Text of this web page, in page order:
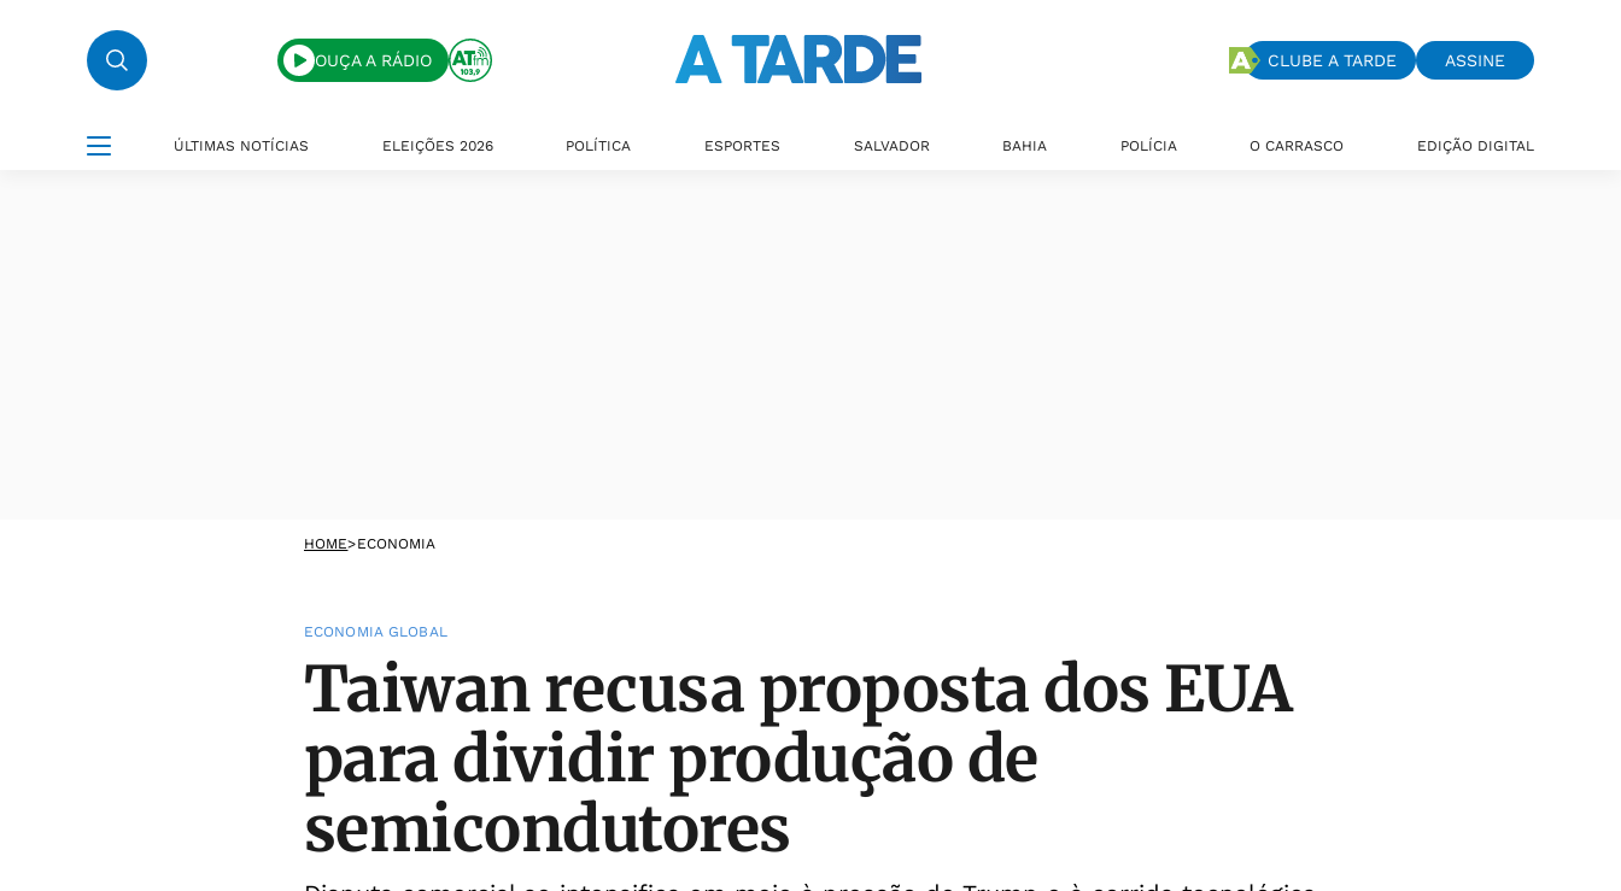
OUÇA A RÁDIO CLUBE A TARDE ASSINE
ÚLTIMAS NOTÍCIAS ELEIÇÕES 2026 POLÍTICA ESPORTES SALVADOR BAHIA POLÍCIA O CARRASCO EDIÇÃO DIGITAL
HOME>ECONOMIA
ECONOMIA GLOBAL
Taiwan recusa proposta dos EUA
para dividir produção de
semicondutores